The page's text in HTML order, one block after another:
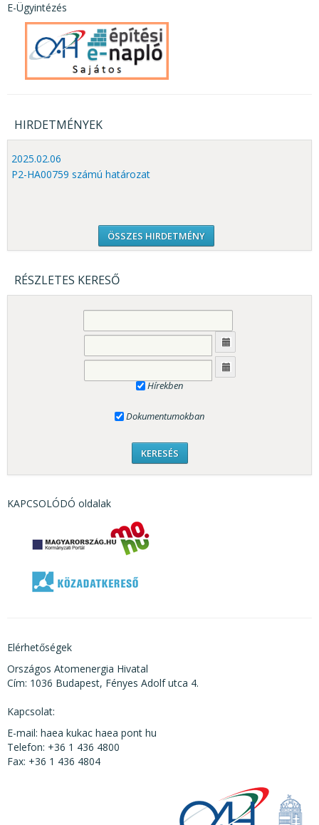
E-Ügyintézés
HIRDETMÉNYEK
2025.02.06
P2-HA00759 számú határozat
ÖSSZES HIRDETMÉNY
RÉSZLETES KERESŐ
Hírekben
Dokumentumokban
KAPCSOLÓDÓ oldalak
Elérhetőségek
Országos Atomenergia Hivatal
Cím: 1036 Budapest, Fényes Adolf utca 4.
Kapcsolat:
E-mail: haea kukac haea pont hu
Telefon: +36 1 436 4800
Fax: +36 1 436 4804